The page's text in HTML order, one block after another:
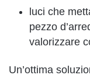
luci che
pezzo
valorizzare
Un’ottima